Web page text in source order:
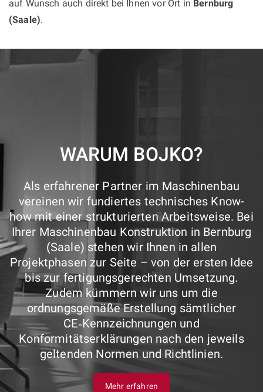
auf Wunsch auch direkt bei Ihnen vor Ort in Bernburg
(Saale).
WARUM BOJKO?
Als erfahrener Partner im Maschinenbau
vereinen wir fundiertes technisches Know-
how mit einer strukturierten Arbeitsweise. Bei
Ihrer Maschinenbau Konstruktion in Bernburg
(Saale) stehen wir Ihnen in allen
Projektphasen zur Seite – von der ersten Idee
bis zur fertigungsgerechten Umsetzung.
Zudem kümmern wir uns um die
ordnungsgemäße Erstellung sämtlicher
CE‑Kennzeichnungen und
Konformitätserklärungen nach den jeweils
geltenden Normen und Richtlinien.
Mehr erfahren